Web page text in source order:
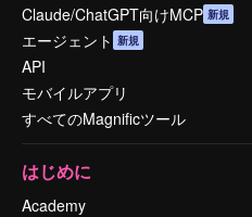
Claude/ChatGPT向けMCP 新規
エージェント 新規
API
モバイルアプリ
すべてのMagnificツール
はじめに
Academy